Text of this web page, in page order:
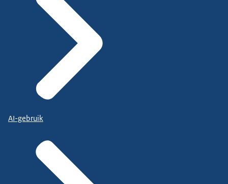
AI-gebruik